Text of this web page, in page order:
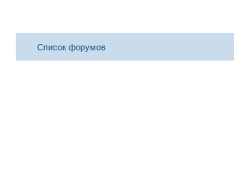
Список форумов